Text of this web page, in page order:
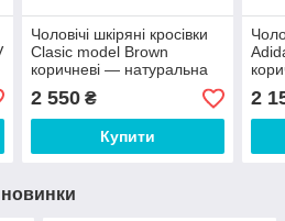
Чоловічі шкіряні кросівки
Clasic model Brown
коричневі — натуральна
шкіра, весна-осінь
2 550₴
Купити
2
новинки